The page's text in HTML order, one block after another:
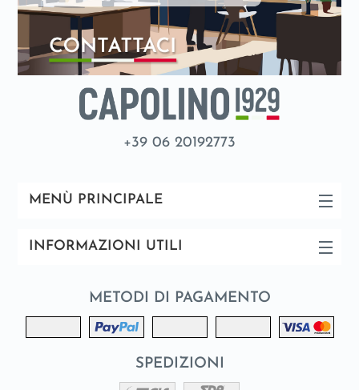
+39 06 20192773
MENÙ PRINCIPALE
INFORMAZIONI UTILI
METODI DI PAGAMENTO
SPEDIZIONI